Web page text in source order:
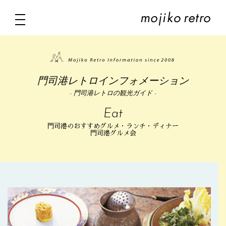
門司港レトロインフォメーション
- 門司港レトロの観光ガイド -
Eat
門司港のおすすめグルメ・ランチ・ディナー
門司港グルメ会